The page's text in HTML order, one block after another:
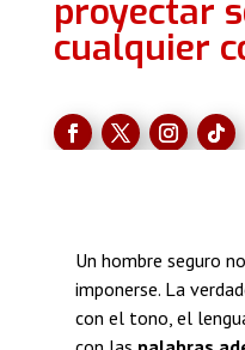
proyectar
cualquier
Un hombre seguro
imponerse. La
con el tono, el